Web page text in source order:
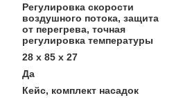
Регулировка скорости
воздушного потока, защита
от перегрева, точная
регулировка температуры
28 х 85 х 27
Да
Кейс, комплект насадок